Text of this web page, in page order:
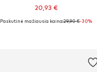
20,93 €
Yra daugybė dydžių
Paskutinė mažiausia kaina:29,90 €-30%